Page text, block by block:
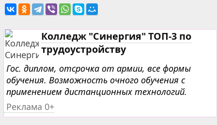
Колледж "Синергия" ТОП-3 по
трудоустройству
Гос. диплом, отсрочка от армии, все формы
обучения. Возможность очного обучения с
применением дистанционных технологий.
Реклама 0+